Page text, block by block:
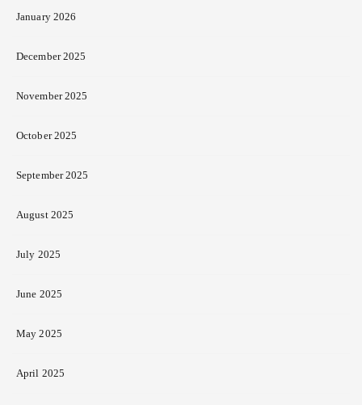
January 2026
December 2025
November 2025
October 2025
September 2025
August 2025
July 2025
June 2025
May 2025
April 2025